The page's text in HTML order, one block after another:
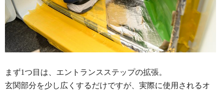
まず1つ目は、エントランスステップの拡張。
玄関部分を少し広くするだけですが、実際に使用されるオ